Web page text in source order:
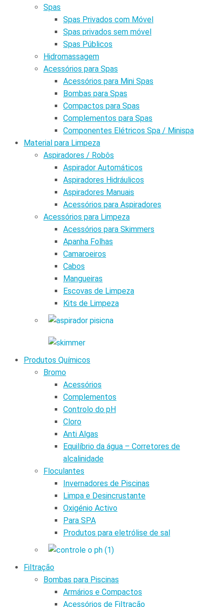
Spas
Spas Privados com Móvel
Spas privados sem móvel
Spas Públicos
Hidromassagem
Acessórios para Spas
Acessórios para Mini Spas
Bombas para Spas
Compactos para Spas
Complementos para Spas
Componentes Elétricos Spa / Minispa
Material para Limpeza
Aspiradores / Robôs
Aspirador Automáticos
Aspiradores Hidráulicos
Aspiradores Manuais
Acessórios para Aspiradores
Acessórios para Limpeza
Acessórios para Skimmers
Apanha Folhas
Camaroeiros
Cabos
Mangueiras
Escovas de Limpeza
Kits de Limpeza
Produtos Químicos
Bromo
Acessórios
Complementos
Controlo do pH
Cloro
Anti Algas
Equilíbrio da água – Corretores de
alcalinidade
Floculantes
Invernadores de Piscinas
Limpa e Desincrustante
Oxigénio Activo
Para SPA
Produtos para eletrólise de sal
Filtração
Bombas para Piscinas
Armários e Compactos
Acessórios de Filtração